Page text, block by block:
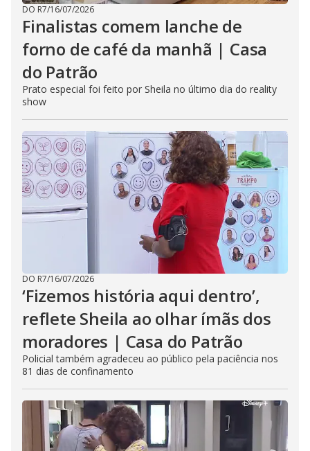
DO R7/16/07/2026
Finalistas comem lanche de
forno de café da manhã | Casa
do Patrão
Prato especial foi feito por Sheila no último dia do reality
show
DO R7/16/07/2026
‘Fizemos história aqui dentro’,
reflete Sheila ao olhar ímãs dos
moradores | Casa do Patrão
Policial também agradeceu ao público pela paciência nos
81 dias de confinamento